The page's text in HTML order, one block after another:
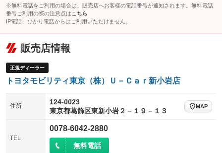
※無料電話をご利用の場合は、販売店へお客様の電話番号が通知されます。無料電話
番号ご利用の際の注意点は こちら
IP電話、ひかり電話からはご利用いただけません。
販売店情報
正規ディーラー
トヨタモビリティ東京（株）Ｕ－Ｃａｒ新小岩店
住所
124-0023
東京都葛飾区東新小岩２－１９－１３
MAP
TEL
0078-6042-2880
無料電話